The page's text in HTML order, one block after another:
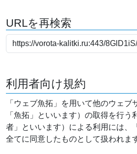
URLを再検索
利用者向け規約
「ウェブ魚拓」を用いて他のウェブ
「魚拓」といいます）の取得を行う
者」といいます）による利用には、
全てに同意したものとして扱われま